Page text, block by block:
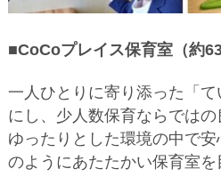
■CoCoプレイス保育室（約63
一人ひとりに寄り添った「
にし、少人数保育ならではの
ゆったりとした環境の中で
のようにあたたかい保育室を